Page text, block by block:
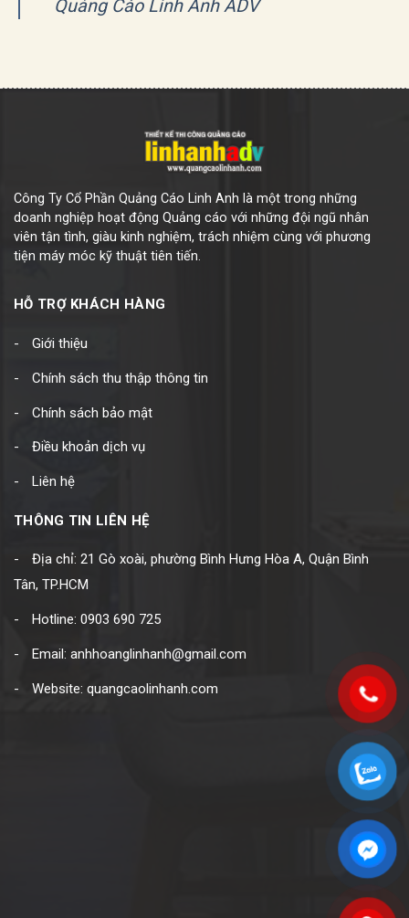
Quảng Cáo Linh Anh ADV
Công Ty Cổ Phần Quảng Cáo Linh Anh là một trong những
doanh nghiệp hoạt động Quảng cáo với những đội ngũ nhân
viên tận tình, giàu kinh nghiệm, trách nhiệm cùng với phương
tiện máy móc kỹ thuật tiên tiến.
HỖ TRỢ KHÁCH HÀNG
Giới thiệu
Chính sách thu thập thông tin
Chính sách bảo mật
Điều khoản dịch vụ
Liên hệ
THÔNG TIN LIÊN HỆ
Địa chỉ: 21 Gò xoài, phường Bình Hưng Hòa A, Quận Bình
Tân, TP.HCM
Hotline: 0903 690 725
Email: anhhoanglinhanh@gmail.com
Website: quangcaolinhanh.com